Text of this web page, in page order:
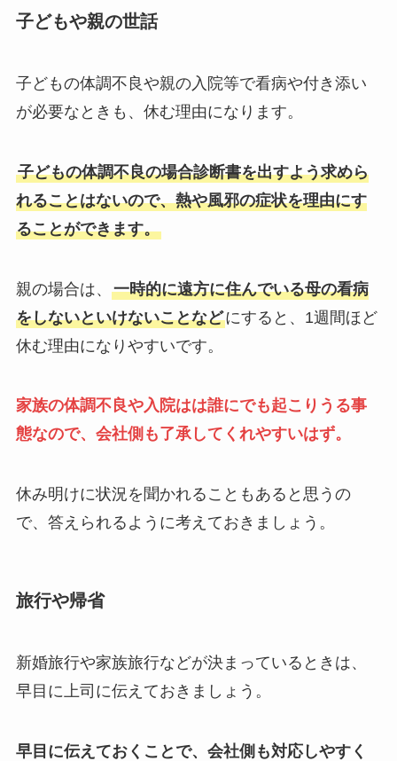
子どもや親の世話
子どもの体調不良や親の入院等で看病や付き添い
が必要なときも、休む理由になります。
子どもの体調不良の場合診断書を出すよう求めら
れることはないので、熱や風邪の症状を理由にす
ることができます。
親の場合は、 一時的に遠方に住んでいる母の看病
をしないといけないことなどにすると、1週間ほど
休む理由になりやすいです。
家族の体調不良や入院はは誰にでも起こりうる事
態なので、会社側も了承してくれやすいはず。
休み明けに状況を聞かれることもあると思うの
で、答えられるように考えておきましょう。
旅行や帰省
新婚旅行や家族旅行などが決まっているときは、
早目に上司に伝えておきましょう。
早目に伝えておくことで、会社側も対応しやすく